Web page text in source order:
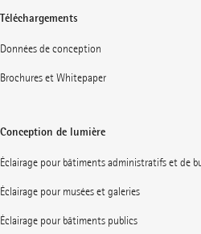
Téléchargements
Données de conception
Brochures et Whitepaper
Conception de lumière
Éclairage pour bâtiments administratifs et de
Éclairage pour musées et galeries
Éclairage pour bâtiments publics